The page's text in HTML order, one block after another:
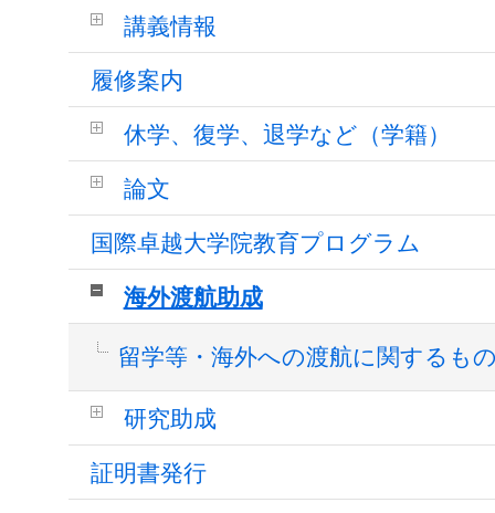
講義情報
履修案内
休学、復学、退学など（学籍）
論文
国際卓越大学院教育プログラム
海外渡航助成
留学等・海外への渡航に関するも
研究助成
証明書発行